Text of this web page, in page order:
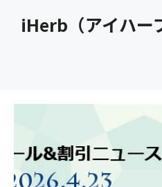
iHerb（アイハー